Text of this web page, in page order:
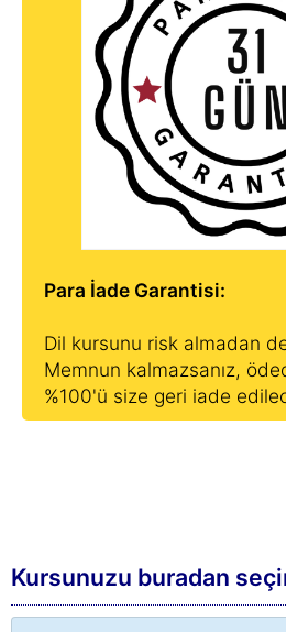
Para İade Garantisi:
Dil kursunu risk almadan
Memnun kalmazsanız,
%100'ü size geri iade
Kursunuzu buradan